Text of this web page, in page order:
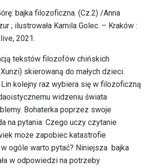
bajka filozoficzna. (Cz.2) /Anna
; ilustrowała Kamila Golec. – Kraków :
2021.
tekstów filozofów chińskich
skierowaną do małych dzieci.
kolejny raz wybiera się w filozoficzną
widzeniu świata
Bohaterka poprzez swoje
na pytania: Czego uczy czytanie
może zapobiec katastrofie
ogóle warto pytać? Niniejsza bajka
w odpowiedzi na potrzeby